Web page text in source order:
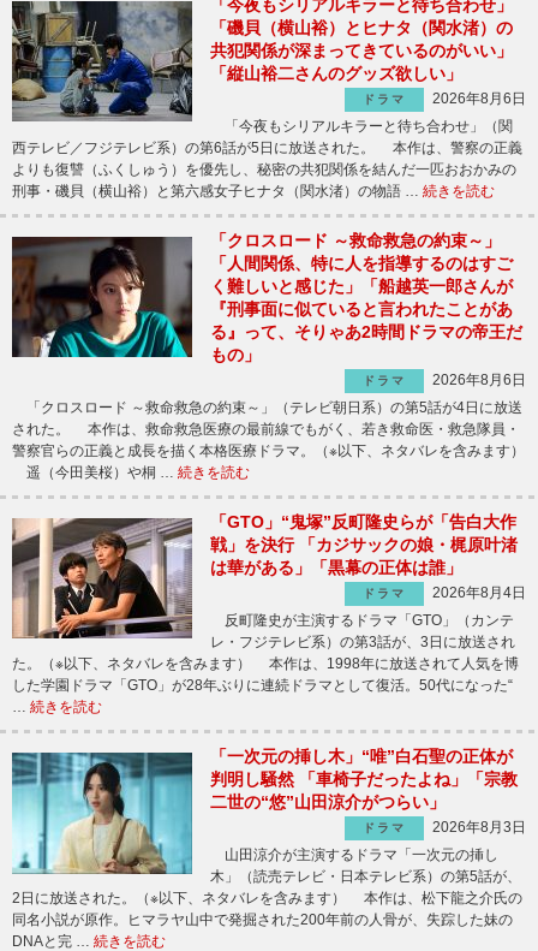
「今夜もシリアルキラーと待ち合わせ」
「磯貝（横山裕）とヒナタ（関水渚）の
共犯関係が深まってきているのがいい」
「縦山裕二さんのグッズ欲しい」
ドラマ
2026年8月6日
「今夜もシリアルキラーと待ち合わせ」（関
西テレビ／フジテレビ系）の第6話が5日に放送された。 本作は、警察の正義
よりも復讐（ふくしゅう）を優先し、秘密の共犯関係を結んだ一匹おおかみの
刑事・磯貝（横山裕）と第六感女子ヒナタ（関水渚）の物語 … 続きを読む
「クロスロード ～救命救急の約束～」
「人間関係、特に人を指導するのはすご
く難しいと感じた」「船越英一郎さんが
『刑事面に似ていると言われたことがあ
る』って、そりゃあ2時間ドラマの帝王だ
もの」
ドラマ
2026年8月6日
「クロスロード ～救命救急の約束～」（テレビ朝日系）の第5話が4日に放送
された。 本作は、救命救急医療の最前線でもがく、若き救命医・救急隊員・
警察官らの正義と成長を描く本格医療ドラマ。（※以下、ネタバレを含みます）
遥（今田美桜）や桐 … 続きを読む
「GTO」“鬼塚”反町隆史らが「告白大作
戦」を決行 「カジサックの娘・梶原叶渚
は華がある」「黒幕の正体は誰」
ドラマ
2026年8月4日
反町隆史が主演するドラマ「GTO」（カンテ
レ・フジテレビ系）の第3話が、3日に放送され
た。（※以下、ネタバレを含みます） 本作は、1998年に放送されて人気を博
した学園ドラマ「GTO」が28年ぶりに連続ドラマとして復活。50代になった“
… 続きを読む
「一次元の挿し木」“唯”白石聖の正体が
判明し騒然 「車椅子だったよね」「宗教
二世の“悠”山田涼介がつらい」
ドラマ
2026年8月3日
山田涼介が主演するドラマ「一次元の挿し
木」（読売テレビ・日本テレビ系）の第5話が、
2日に放送された。（※以下、ネタバレを含みます） 本作は、松下龍之介氏の
同名小説が原作。ヒマラヤ山中で発掘された200年前の人骨が、失踪した妹の
DNAと完 … 続きを読む